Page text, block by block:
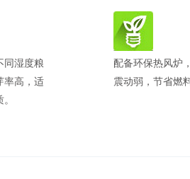
同湿度粮
率高，适
配备环保热风炉
震动弱，节省燃